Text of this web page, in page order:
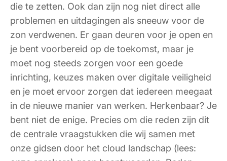
die te zetten. Ook dan zijn nog niet direct alle
problemen en uitdagingen als sneeuw voor de
zon verdwenen. Er gaan deuren voor je open en
je bent voorbereid op de toekomst, maar je
moet nog steeds zorgen voor een goede
inrichting, keuzes maken over digitale veiligheid
en je moet ervoor zorgen dat iedereen meegaat
in de nieuwe manier van werken. Herkenbaar? Je
bent niet de enige. Precies om die reden zijn dit
de centrale vraagstukken die wij samen met
onze gidsen door het cloud landschap (lees: